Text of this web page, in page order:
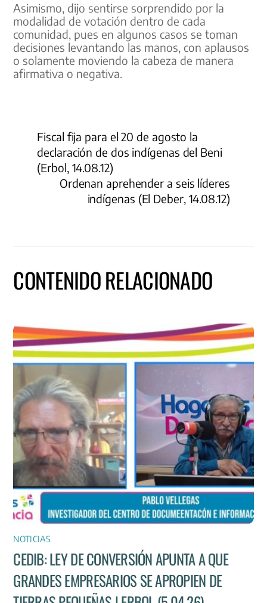
Asimismo, dijo sentirse sorprendido por la
modalidad de votación dentro de cada
comunidad, pues en algunos casos se toman
decisiones levantando las manos, con aplausos
o solamente moviendo la cabeza de manera
afirmativa o negativa.
Fiscal fija para el 20 de agosto la
declaración de dos indígenas del Beni
(Erbol, 14.08.12)
Ordenan aprehender a seis líderes
indígenas (El Deber, 14.08.12)
CONTENIDO RELACIONADO
NOTICIAS
CEDIB: LEY DE CONVERSIÓN APUNTA A QUE
GRANDES EMPRESARIOS SE APROPIEN DE